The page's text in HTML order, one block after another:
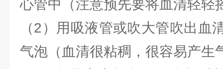
心管中（注意预先要将血清轻轻
（2）用吸液管或吹大管吹出血
气泡（血清很粘稠，很容易产生